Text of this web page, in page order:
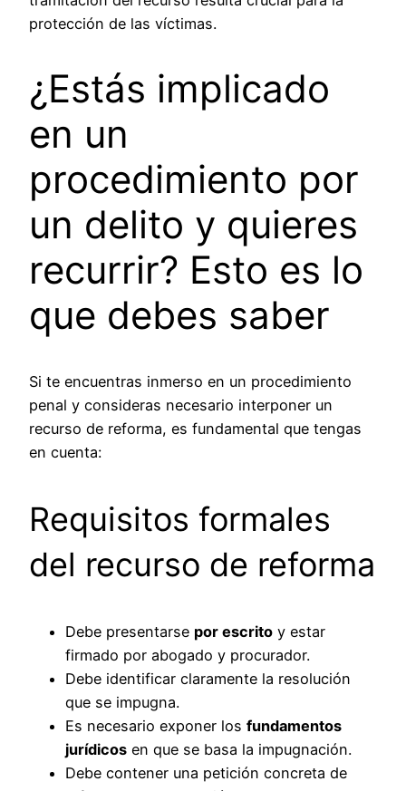
protección de las víctimas.
¿Estás implicado
en un
procedimiento por
un delito y quieres
recurrir? Esto es lo
que debes saber
Si te encuentras inmerso en un procedimiento
penal y consideras necesario interponer un
recurso de reforma, es fundamental que tengas
en cuenta:
Requisitos formales
del recurso de reforma
Debe presentarse por escrito y estar
firmado por abogado y procurador.
Debe identificar claramente la resolución
que se impugna.
Es necesario exponer los fundamentos
jurídicos en que se basa la impugnación.
Debe contener una petición concreta de